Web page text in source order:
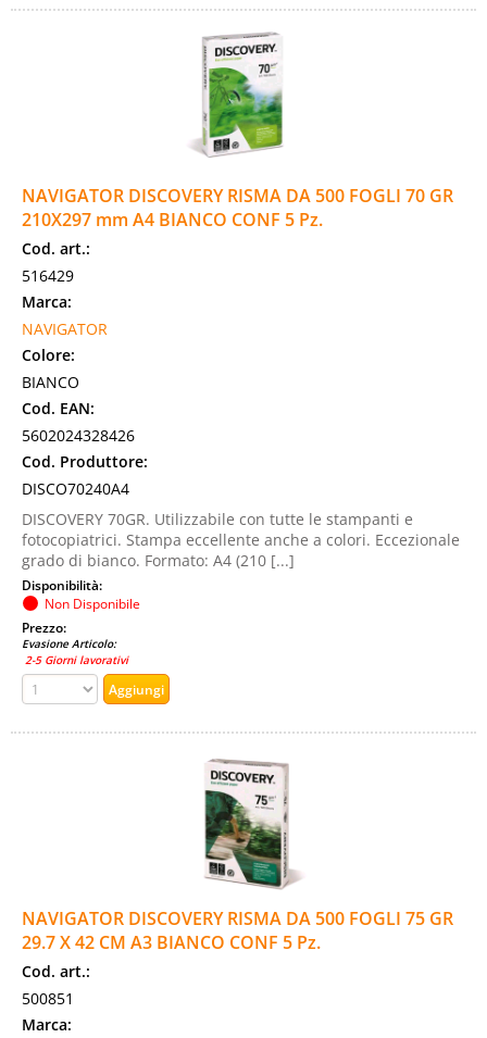
NAVIGATOR DISCOVERY RISMA DA 500 FOGLI 70 GR
210X297 mm A4 BIANCO CONF 5 Pz.
Cod. art.:
516429
Marca:
NAVIGATOR
Colore:
BIANCO
Cod. EAN:
5602024328426
Cod. Produttore:
DISCO70240A4
DISCOVERY 70GR. Utilizzabile con tutte le stampanti e
fotocopiatrici. Stampa eccellente anche a colori. Eccezionale
grado di bianco. Formato: A4 (210 [...]
Disponibilità:
Non Disponibile
Prezzo:
Evasione Articolo:
2-5 Giorni lavorativi
NAVIGATOR DISCOVERY RISMA DA 500 FOGLI 75 GR
29.7 X 42 CM A3 BIANCO CONF 5 Pz.
Cod. art.:
500851
Marca: